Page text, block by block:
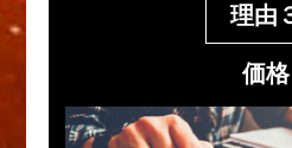
理由
価格